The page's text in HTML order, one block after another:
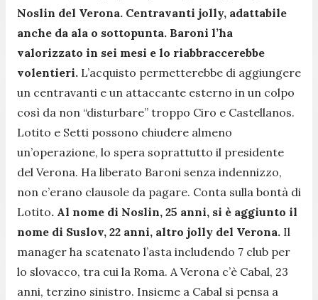
Noslin del Verona. Centravanti jolly, adattabile
anche da ala o sottopunta. Baroni l’ha
valorizzato in sei mesi e lo riabbraccerebbe
volentieri. L’acquisto permetterebbe di aggiungere
un centravanti e un attaccante esterno in un colpo
così da non “disturbare” troppo Ciro e Castellanos.
Lotito e Setti possono chiudere almeno
un’operazione, lo spera soprattutto il presidente
del Verona. Ha liberato Baroni senza indennizzo,
non c’erano clausole da pagare. Conta sulla bontà di
Lotito. Al nome di Noslin, 25 anni, si è aggiunto il
nome di Suslov, 22 anni, altro jolly del Verona. Il
manager ha scatenato l’asta includendo 7 club per
lo slovacco, tra cui la Roma. A Verona c’è Cabal, 23
anni, terzino sinistro. Insieme a Cabal si pensa a